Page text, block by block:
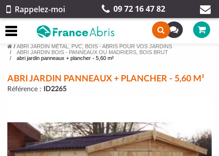
Rappelez-moi 09 72 16 47 82
/ ABRI JARDIN MÉTAL, PVC, BOIS - ABRIS POUR VOS JARDINS
ABRI JARDIN BOIS - PANNEAUX OU MADRIERS, BOIS BRUT
abri jardin panneaux + plancher - 5,60 m²
ABRI JARDIN PANNEAUX + PLANCHER - 5,60 M²
Référence : ID2265